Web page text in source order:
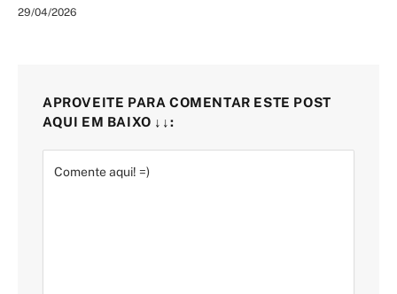
29/04/2026
APROVEITE PARA COMENTAR ESTE POST
AQUI EM BAIXO ↓↓: